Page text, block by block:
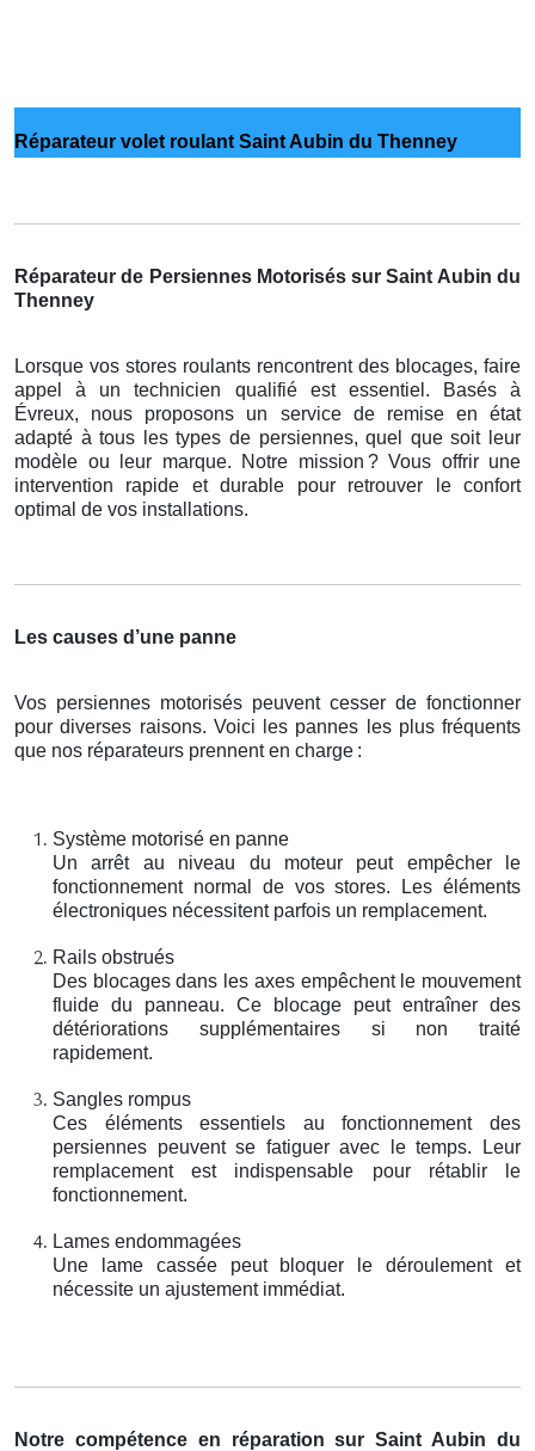
Réparateur volet roulant Saint Aubin du Thenney
Réparateur de Persiennes Motorisés sur Saint Aubin du
Thenney
Lorsque vos stores roulants rencontrent des blocages, faire
appel à un technicien qualifié est essentiel. Basés à
Évreux, nous proposons un service de remise en état
adapté à tous les types de persiennes, quel que soit leur
modèle ou leur marque. Notre mission ? Vous offrir une
intervention rapide et durable pour retrouver le confort
optimal de vos installations.
Les causes d’une panne
Vos persiennes motorisés peuvent cesser de fonctionner
pour diverses raisons. Voici les pannes les plus fréquents
que nos réparateurs prennent en charge :
Système motorisé en panne
Un arrêt au niveau du moteur peut empêcher le
fonctionnement normal de vos stores. Les éléments
électroniques nécessitent parfois un remplacement.
Rails obstrués
Des blocages dans les axes empêchent le mouvement
fluide du panneau. Ce blocage peut entraîner des
détériorations supplémentaires si non traité
rapidement.
Sangles rompus
Ces éléments essentiels au fonctionnement des
persiennes peuvent se fatiguer avec le temps. Leur
remplacement est indispensable pour rétablir le
fonctionnement.
Lames endommagées
Une lame cassée peut bloquer le déroulement et
nécessite un ajustement immédiat.
Notre compétence en réparation sur Saint Aubin du